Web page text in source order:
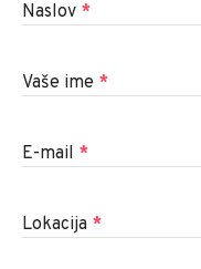
Naslov *
Vaše ime *
E-mail *
Lokacija *